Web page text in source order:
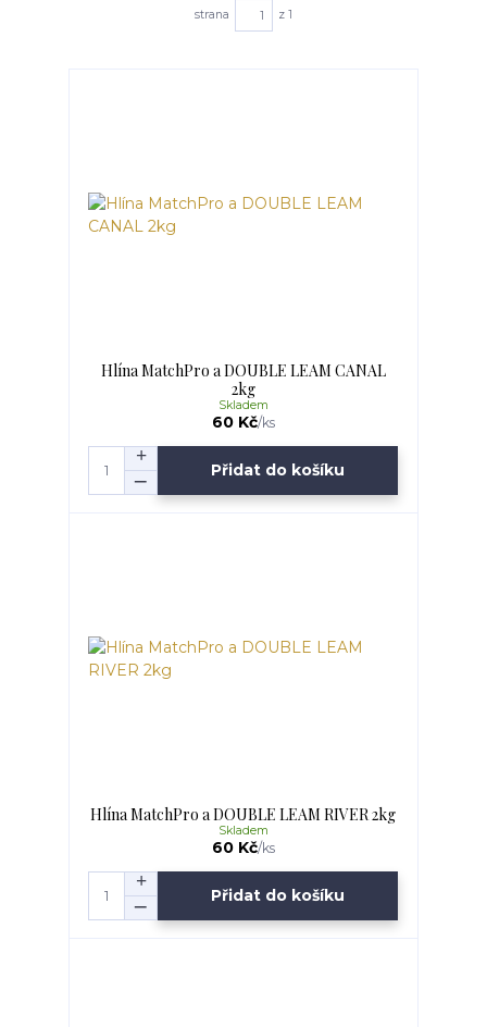
strana
z 1
Hlína MatchPro a DOUBLE LEAM CANAL
2kg
60 Kč/ks
Skladem
Přidat do košíku
Hlína MatchPro a DOUBLE LEAM RIVER 2kg
60 Kč/ks
Skladem
Přidat do košíku